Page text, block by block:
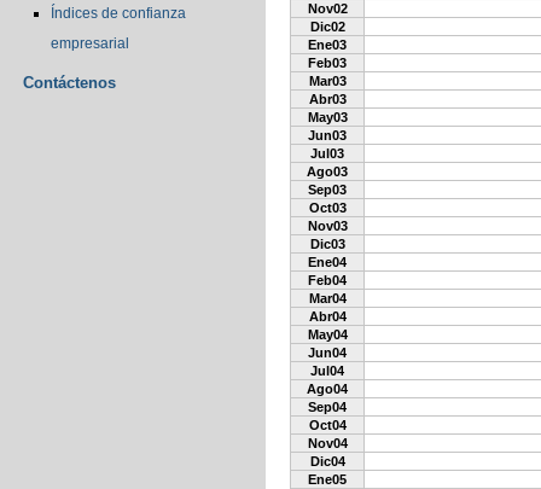
Índices de confianza
empresarial
Contáctenos
Nov02
Dic02
Ene03
Feb03
Mar03
Abr03
May03
Jun03
Jul03
Ago03
Sep03
Oct03
Nov03
Dic03
Ene04
Feb04
Mar04
Abr04
May04
Jun04
Jul04
Ago04
Sep04
Oct04
Nov04
Dic04
Ene05